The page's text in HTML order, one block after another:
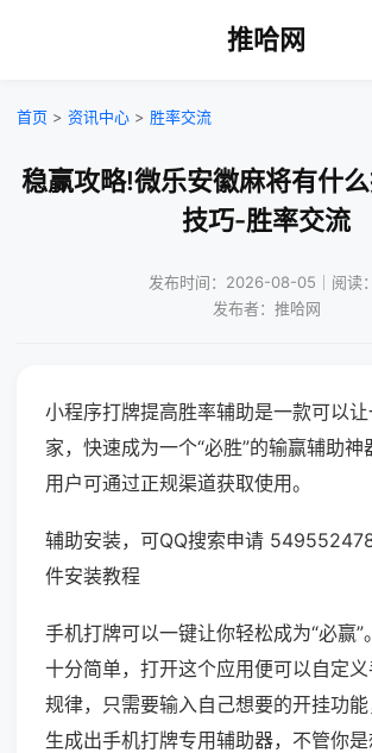
推哈网
首页 > 资讯中心 > 胜率交流
稳赢攻略!微乐安徽麻将有什
技巧-胜率交流
发布时间：2026-08-05｜阅读
发布者：推哈网
小程序打牌提高胜率辅助是一款可以
家，快速成为一个“必胜”的输赢辅助神
用户可通过正规渠道获取使用。
辅助安装，可QQ搜索申请
件安装教程
手机打牌可以一键让你轻松成为“必赢”
十分简单，打开这个应用便可以自定
规律，只需要输入自己想要的开挂功
生成出手机打牌专用辅助器，不管你